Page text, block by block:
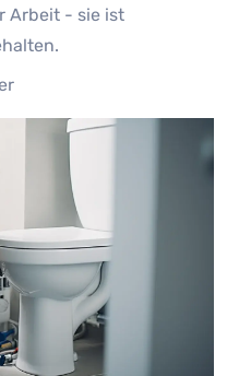
Arbeit - sie ist